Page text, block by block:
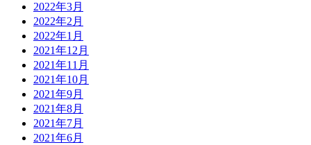
2022年3月
2022年2月
2022年1月
2021年12月
2021年11月
2021年10月
2021年9月
2021年8月
2021年7月
2021年6月